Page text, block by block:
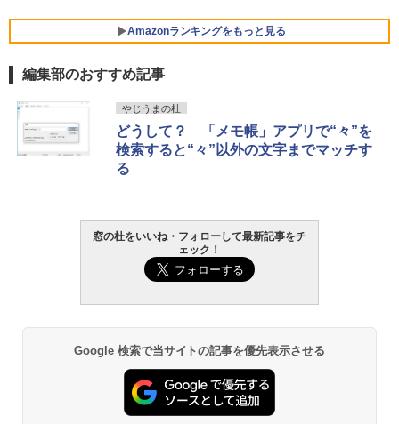
Amazonランキングをもっと見る
編集部のおすすめ記事
やじうまの杜
どうして？ 「メモ帳」アプリで“々”を
検索すると“々”以外の文字までマッチす
る
窓の杜をいいね・フォローして最新記事をチ
ェック！
Google 検索で当サイトの記事を優先表示させる